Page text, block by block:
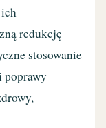
redukcję
stosowanie
poprawy